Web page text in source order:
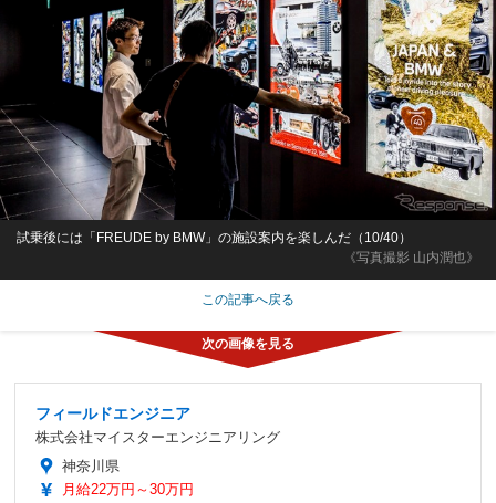
《写真撮影 山内潤也》
試乗後には「FREUDE by BMW」の施設案内を楽しんだ（10/40）
この記事へ戻る
フィールドエンジニア
株式会社マイスターエンジニアリング
神奈川県
月給22万円～30万円